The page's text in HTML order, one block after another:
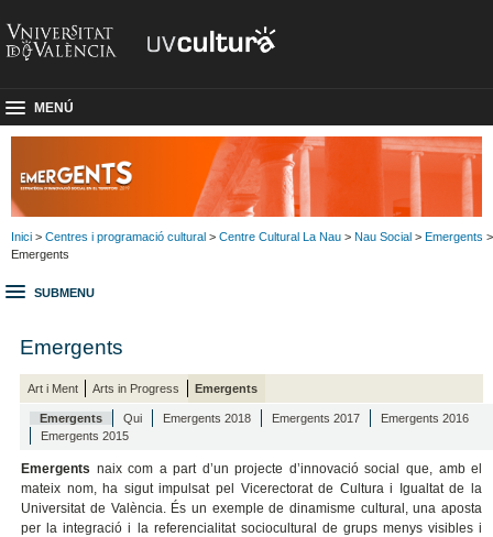
MENÚ
Inici > Centres i programació cultural > Centre Cultural La Nau > Nau Social > Emergents >
Emergents
SUBMENU
Emergents
Art i Ment Arts in Progress Emergents
Emergents Qui Emergents 2018 Emergents 2017
Emergents 2016
Emergents 2015
Emergents naix com a part d’un projecte d’innovació social que, amb el
mateix nom, ha sigut impulsat pel Vicerectorat de Cultura i Igualtat de la
Universitat de València. És un exemple de dinamisme cultural, una aposta
per la integració i la referencialitat sociocultural de grups menys visibles i